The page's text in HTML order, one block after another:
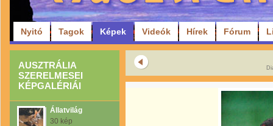
Nyitó Tagok Képek Videók Hírek Fórum
AUSZTRÁLIA
SZERELMESEI
KÉPGALÉRIÁI
Állatvilág
30 kép